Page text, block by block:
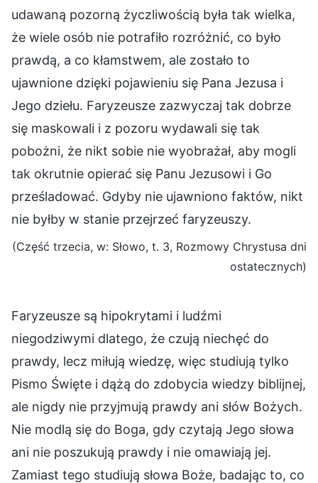
udawaną pozorną życzliwością była tak wielka,
że wiele osób nie potrafiło rozróżnić, co było
prawdą, a co kłamstwem, ale zostało to
ujawnione dzięki pojawieniu się Pana Jezusa i
Jego dziełu. Faryzeusze zazwyczaj tak dobrze
się maskowali i z pozoru wydawali się tak
pobożni, że nikt sobie nie wyobrażał, aby mogli
tak okrutnie opierać się Panu Jezusowi i Go
prześladować. Gdyby nie ujawniono faktów, nikt
nie byłby w stanie przejrzeć faryzeuszy.
(Część trzecia, w: Słowo, t. 3, Rozmowy Chrystusa dni
ostatecznych)
Faryzeusze są hipokrytami i ludźmi
niegodziwymi dlatego, że czują niechęć do
prawdy, lecz miłują wiedzę, więc studiują tylko
Pismo Święte i dążą do zdobycia wiedzy biblijnej,
ale nigdy nie przyjmują prawdy ani słów Bożych.
Nie modlą się do Boga, gdy czytają Jego słowa
ani nie poszukują prawdy i nie omawiają jej.
Zamiast tego studiują słowa Boże, badając to, co